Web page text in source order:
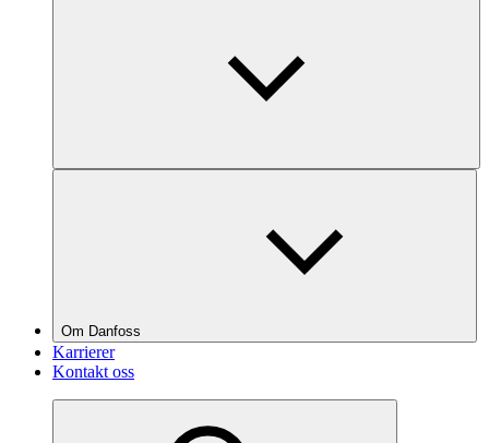
Om Danfoss
Karrierer
Kontakt oss